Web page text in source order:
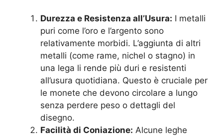
Durezza e Resistenza all’Usura: I metalli
puri come l’oro e l’argento sono
relativamente morbidi. L’aggiunta di altri
metalli (come rame, nichel o stagno) in
una lega li rende più duri e resistenti
all’usura quotidiana. Questo è cruciale per
le monete che devono circolare a lungo
senza perdere peso o dettagli del
disegno.
Facilità di Coniazione: Alcune leghe